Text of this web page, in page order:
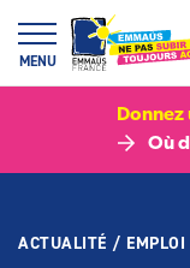
MENU
Où
ACTUALITÉ / EMPLOI
Panneau de gestion